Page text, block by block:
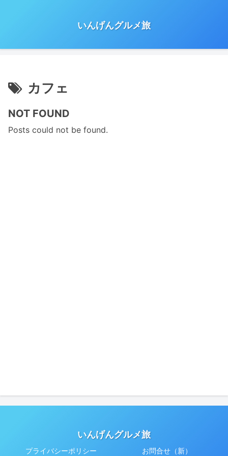
いんげんグルメ旅
カフェ
NOT FOUND
Posts could not be found.
いんげんグルメ旅
プライバシーポリシー お問合せ（新）